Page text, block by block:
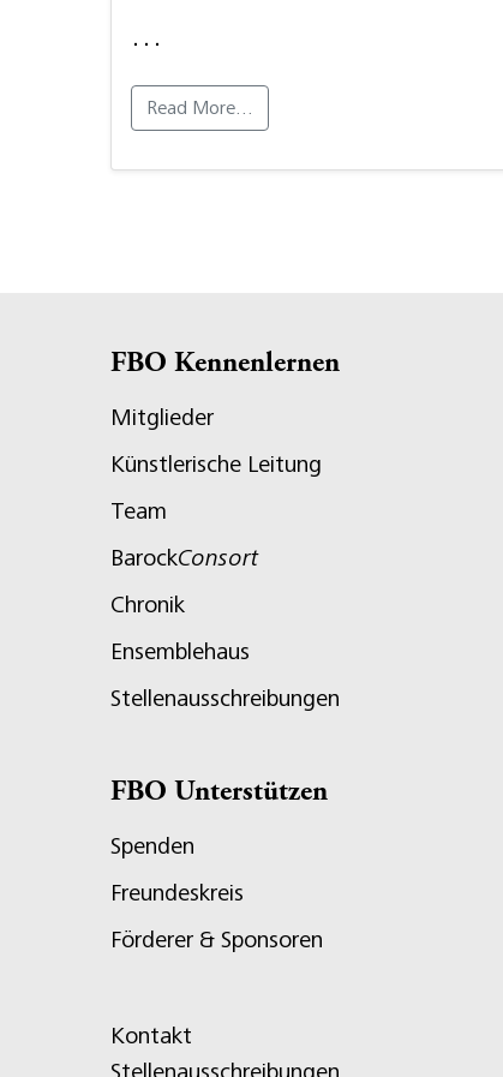
…
Read More…
FBO Kennenlernen
Mitglieder
Künstlerische Leitung
Team
BarockConsort
Chronik
Ensemblehaus
Stellenausschreibungen
FBO Unterstützen
Spenden
Freundeskreis
Förderer & Sponsoren
Kontakt